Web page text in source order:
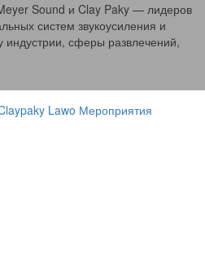
Sound и Clay Paky — лидеров
систем звукоусиления и
сферы развлечений,
Lawo Мероприятия